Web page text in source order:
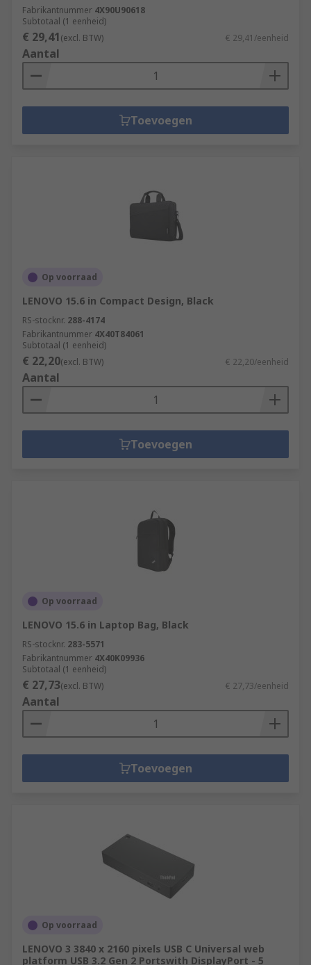
Fabrikantnummer 4X90U90618
Subtotaal (1 eenheid)
€ 29,41(excl. BTW) € 29,41/eenheid
Aantal
Toevoegen
Op voorraad
LENOVO 15.6 in Compact Design, Black
RS-stocknr. 288-4174
Fabrikantnummer 4X40T84061
Subtotaal (1 eenheid)
€ 22,20(excl. BTW) € 22,20/eenheid
Aantal
Toevoegen
Op voorraad
LENOVO 15.6 in Laptop Bag, Black
RS-stocknr. 283-5571
Fabrikantnummer 4X40K09936
Subtotaal (1 eenheid)
€ 27,73(excl. BTW) € 27,73/eenheid
Aantal
Toevoegen
Op voorraad
LENOVO 3 3840 x 2160 pixels USB C Universal web
platform USB 3.2 Gen 2 Portswith DisplayPort - 5